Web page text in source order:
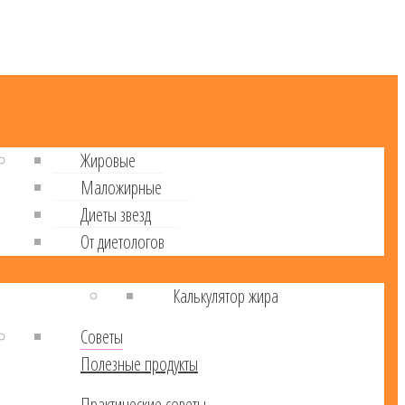
Жировые
Маложирные
Диеты звезд
От диетологов
Калькулятор жира
Советы
Полезные продукты